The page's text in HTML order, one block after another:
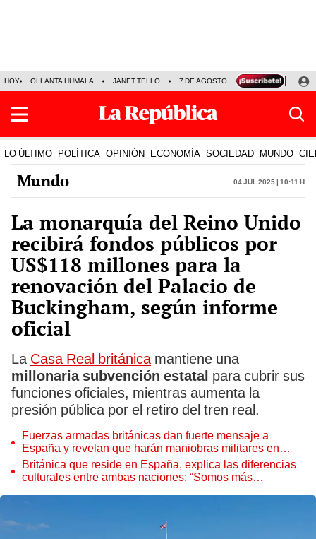
HOY OLLANTA HUMALA JANET TELLO 7 DE AGOSTO TINKA RESULTADOS
LO ÚLTIMO POLÍTICA OPINIÓN ECONOMÍA SOCIEDAD MUNDO
Mundo 04 Jul 2025 | 10:11 h
La monarquía del Reino Unido
recibirá fondos públicos por
US$118 millones para la
renovación del Palacio de
Buckingham, según informe
oficial
La Casa Real británicamantiene una
millonaria subvención estatal para cubrir sus
funciones oficiales, mientras aumenta la
presión pública por el retiro del tren real.
Fuerzas armadas británicas dan fuerte mensaje a
España y revelan que harán maniobras militares en
Gibraltar
Británica que reside en España, explica las diferencias
culturales entre ambas naciones: “Somos más